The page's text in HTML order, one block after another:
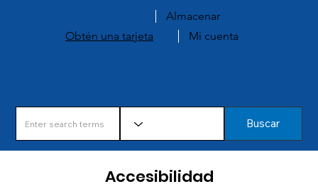
Almacenar
Obtén una tarjeta
Mi cuenta
Buscar
Accesibilidad